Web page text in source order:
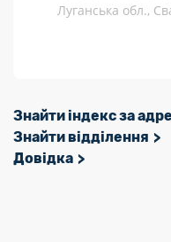
Луганська обл.,
Знайти індекс за
Знайти відділення
Довідка